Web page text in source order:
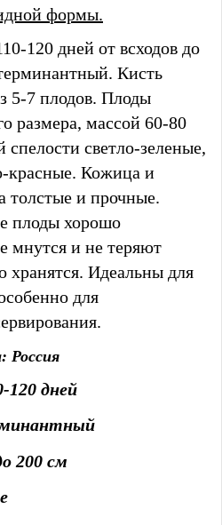
формы.
120 дней от всходов до
Кисть
5-7 плодов. Плоды
размера, массой 60-80
светло-зеленые,
красные. Кожица и
толстые и прочные.
плоды хорошо
мнутся и не теряют
Идеальны для
для
Россия
120 дней
200 см